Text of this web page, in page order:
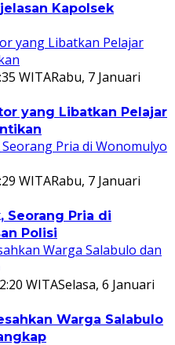
Kapolsek
WITARabu, 7 Januari
yang Libatkan Pelajar
WITARabu, 7 Januari
Seorang Pria di
Polisi
WITASelasa, 6 Januari
Warga Salabulo